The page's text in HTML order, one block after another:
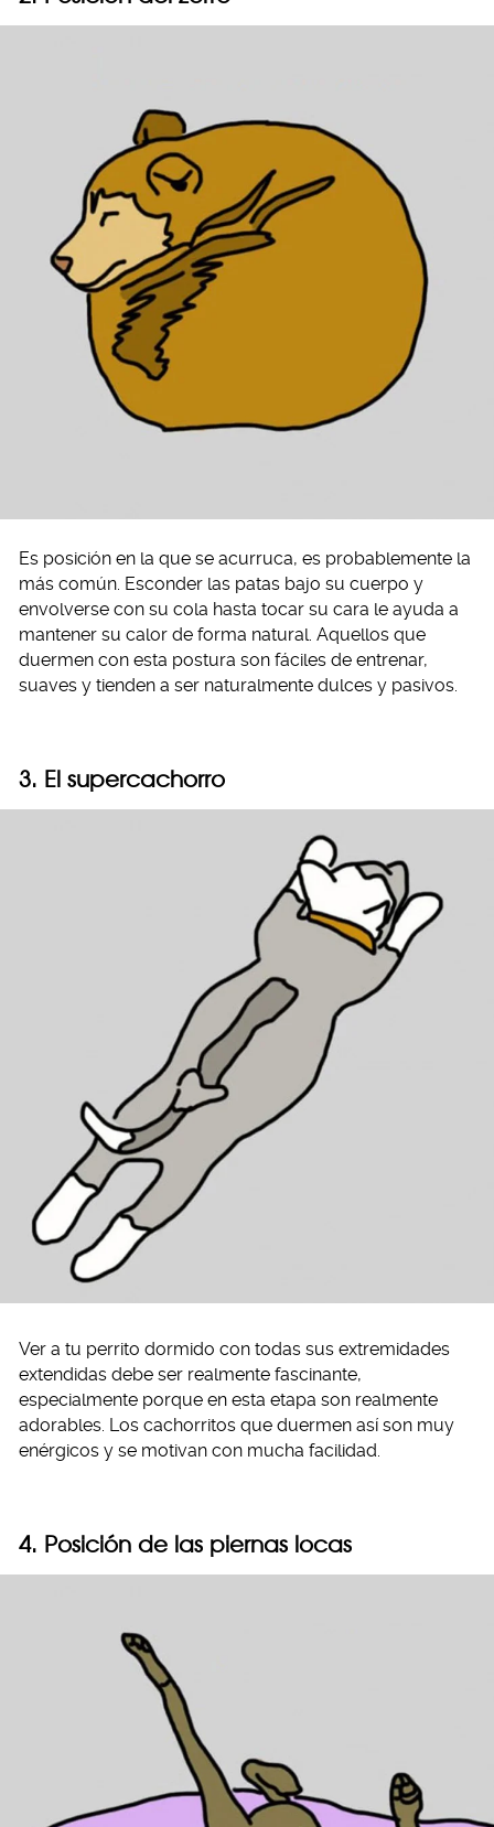
Es posición en la que se acurruca, es probablemente la
más común. Esconder las patas bajo su cuerpo y
envolverse con su cola hasta tocar su cara le ayuda a
mantener su calor de forma natural. Aquellos que
duermen con esta postura son fáciles de entrenar,
suaves y tienden a ser naturalmente dulces y pasivos.
3. El supercachorro
Ver a tu perrito dormido con todas sus extremidades
extendidas debe ser realmente fascinante,
especialmente porque en esta etapa son realmente
adorables. Los cachorritos que duermen así son muy
enérgicos y se motivan con mucha facilidad.
4. Posición de las piernas locas